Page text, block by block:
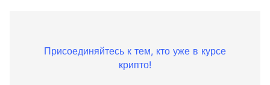
Присоединяйтесь к тем, кто уже в курсе
крипто!